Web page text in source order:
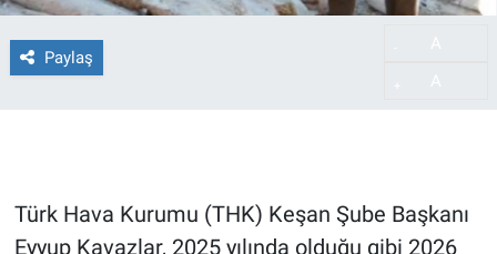
Paylaş
Türk Hava Kurumu (THK) Keşan Şube Başkanı
Eyyup Kavazlar, 2025 yılında olduğu gibi 2026